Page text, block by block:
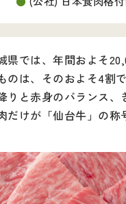
県では、年間およそ
のは、そのおよそ4割で
りと赤身のバランス
だけが「仙台牛」の称